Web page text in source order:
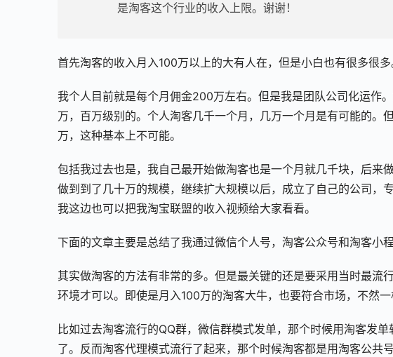
是淘客这个行业的收入上限。谢谢！
首先淘客的收入月入100万以上的大有人在，但是小白也有很多很多
我个人目前就是每个月佣金200万左右。但是我是团队公司化运作
万，百万级别的。个人淘客几千一个月，几万一个月是有可能的。
万，这种基本上不可能。
包括我过去也是，我自己最开始做淘客也是一个月就几千块，后来
做到到了几十万的规模，继续扩大规模以后，成立了自己的公司，
我这边也可以把我淘宝联盟的收入视频给大家看看。
下面的文章主要是总结了我通过微信个人号，淘客公众号和淘客小
其实做淘客的方法有非常的多。但是最关键的还是要采用当时最流
环境才可以。即使是月入100万的淘客大牛，也要符合市场，不然一
比如过去淘客流行的QQ群，微信群模式发单，那个时候用淘客发
了。反而淘客代理模式流行了起来，那个时候淘客都是用淘客公共